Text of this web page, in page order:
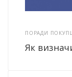
ПОРАДИ
Як